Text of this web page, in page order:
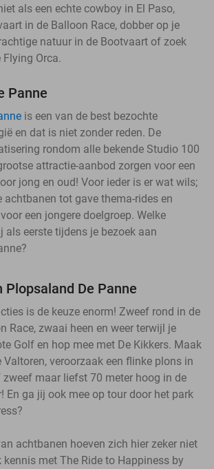
als een echte cowboy in El Paso,
in de Balloon Race, dobber op je
natuur in de Bootvaart of zoek
Orca.
Panne
is een van de best bezochte
en dat is niet zonder reden. De
rondom alle bekende Studio 100
attractie-aanbod zorgen voor een
jong en oud! Voor ieder is er wat wils;
achtbanen tot gave thema-rides en
een jongere doelgroep. Welke
als eerste tijdens je bezoek aan
De Panne
is de keuze enorm! Zweef rond in de
Race, zwaai heen en weer terwijl je
Golf en hop mee met De Kikkers. Maak
Valtoren, veroorzaak een flinke plons in
maar liefst 70 meter hoog in de
En ga jij ook mee op tour door het park
achtbanen hoeven zich hier zeker niet
kennis met The Ride to Happiness by